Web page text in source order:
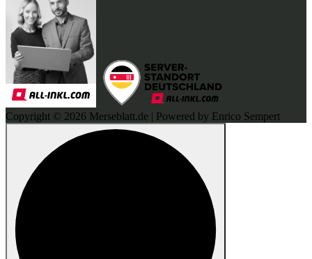
Copyright © 2026 Merseblatt.de | Powered by Enrico Sempert